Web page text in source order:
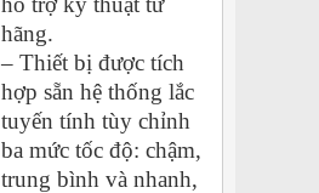
hãng.
– Thiết bị được tích
hợp sẵn hệ thống lắc
tuyến tính tùy chỉnh
ba mức tốc độ: chậm,
trung bình và nhanh,